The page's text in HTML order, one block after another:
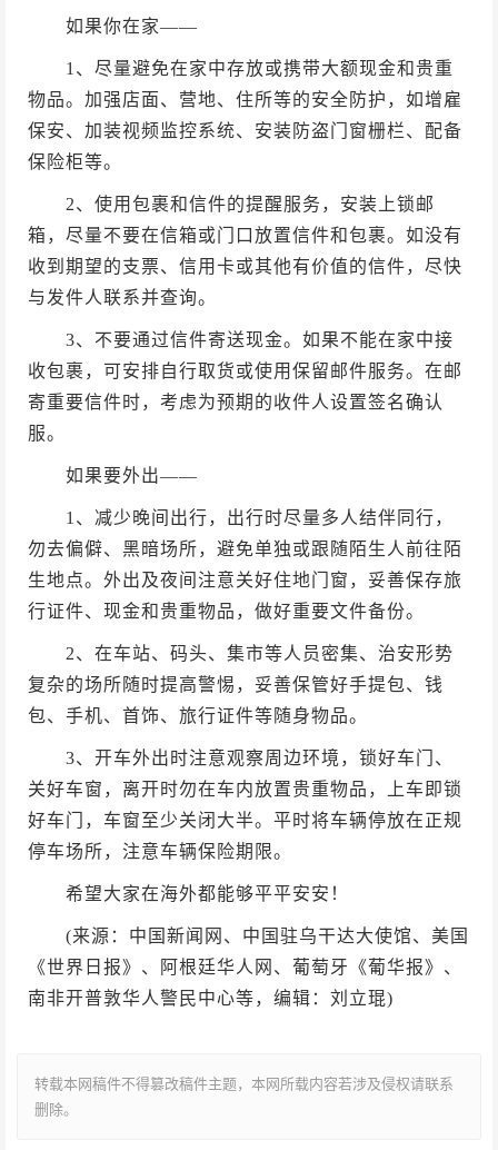
如果你在家——
1、尽量避免在家中存放或携带大额现金和贵重
物品。加强店面、营地、住所等的安全防护，如增雇
保安、加装视频监控系统、安装防盗门窗栅栏、配备
保险柜等。
2、使用包裹和信件的提醒服务，安装上锁邮
箱，尽量不要在信箱或门口放置信件和包裹。如没有
收到期望的支票、信用卡或其他有价值的信件，尽快
与发件人联系并查询。
3、不要通过信件寄送现金。如果不能在家中接
收包裹，可安排自行取货或使用保留邮件服务。在邮
寄重要信件时，考虑为预期的收件人设置签名确认
服。
如果要外出——
1、减少晚间出行，出行时尽量多人结伴同行，
勿去偏僻、黑暗场所，避免单独或跟随陌生人前往陌
生地点。外出及夜间注意关好住地门窗，妥善保存旅
行证件、现金和贵重物品，做好重要文件备份。
2、在车站、码头、集市等人员密集、治安形势
复杂的场所随时提高警惕，妥善保管好手提包、钱
包、手机、首饰、旅行证件等随身物品。
3、开车外出时注意观察周边环境，锁好车门、
关好车窗，离开时勿在车内放置贵重物品，上车即锁
好车门，车窗至少关闭大半。平时将车辆停放在正规
停车场所，注意车辆保险期限。
希望大家在海外都能够平平安安！
(来源：中国新闻网、中国驻乌干达大使馆、美国
《世界日报》、阿根廷华人网、葡萄牙《葡华报》、
南非开普敦华人警民中心等，编辑：刘立琨)
转载本网稿件不得篡改稿件主题，本网所载内容若涉及侵权请联系
删除。